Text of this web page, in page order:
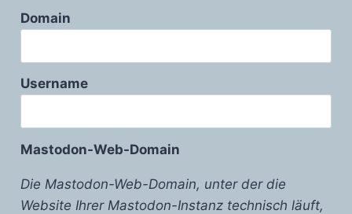
Domain
Username
Mastodon-Web-Domain
Die Mastodon-Web-Domain, unter der die
Website Ihrer Mastodon-Instanz technisch läuft,